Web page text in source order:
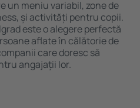
un meniu variabil, zone de
și activități pentru copii.
este o alegere perfectă
aflate în călătorie de
care doresc să
angajații lor.